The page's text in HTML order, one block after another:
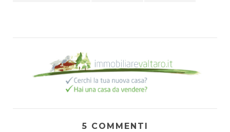
5 COMMENTI